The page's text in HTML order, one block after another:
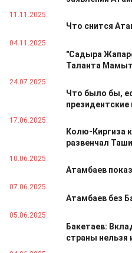
11.11.2025
Что снится
04.11.2025
"Садыра
Таланта
24.07.2025
Что было бы,
17.06.2025
Колю-Киргиза
развенчал
10.06.2025
Атамбаев
07.06.2025
Атамбаев без
05.06.2025
Бакетаев:
страны нельзя